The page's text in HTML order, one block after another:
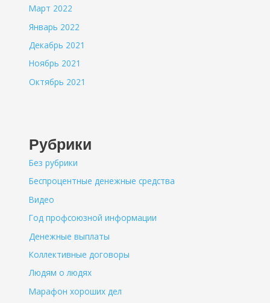
Март 2022
Январь 2022
Декабрь 2021
Ноябрь 2021
Октябрь 2021
Рубрики
Без рубрики
Беспроцентные денежные средства
Видео
Год профсоюзной информации
Денежные выплаты
Коллективные договоры
Людям о людях
Марафон хороших дел